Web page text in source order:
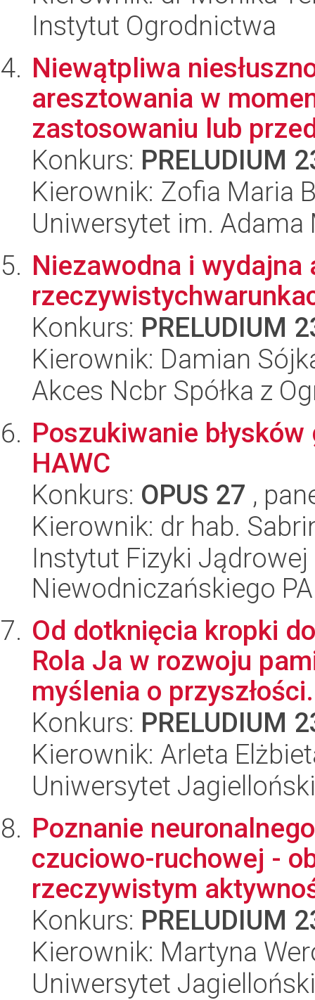
Instytut Ogrodnictwa
Niewątpliwa
aresztowania w
zastosowaniu lub
Konkurs: PRELUDIUM
Kierownik: Zofia Maria
Uniwersytet im.
Niezawodna i
Konkurs: PRELUDIUM
Kierownik: Damian
Akces Ncbr Spółka z
Poszukiwanie
HAWC
Konkurs: OPUS 27 ,
Kierownik: dr hab.
Instytut Fizyki
Niewodniczańskiego
Od dotknięcia kropki
Rola Ja w rozwoju
myślenia o
Konkurs: PRELUDIUM
Kierownik: Arleta
Uniwersytet Jagielloński
Poznanie
czuciowo-ruchowej -
rzeczywistym
Konkurs: PRELUDIUM
Kierownik: Martyna
Uniwersytet Jagielloński